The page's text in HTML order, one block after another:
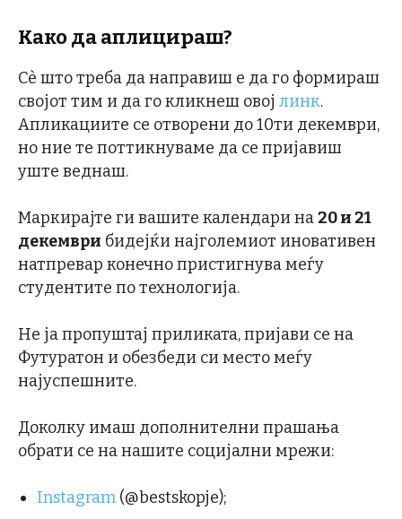
Како да аплицираш?
Сѐ што треба да направиш е да го формираш
својот тим и да го кликнеш овој линк.
Апликациите се отворени до 10ти декември,
но ние те поттикнуваме да се пријавиш
уште веднаш.
Маркирајте ги вашите календари на 20 и 21
декември бидејќи најголемиот иновативен
натпревар конечно пристигнува меѓу
студентите по технологија.
Не ја пропуштај приликата, пријави се на
Футуратон и обезбеди си место меѓу
најуспешните.
Доколку имаш дополнителни прашања
обрати се на нашите социјални мрежи:
Instagram (@bestskopje);